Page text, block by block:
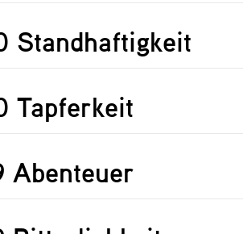
Standhaftigkeit
Tapferkeit
Abenteuer